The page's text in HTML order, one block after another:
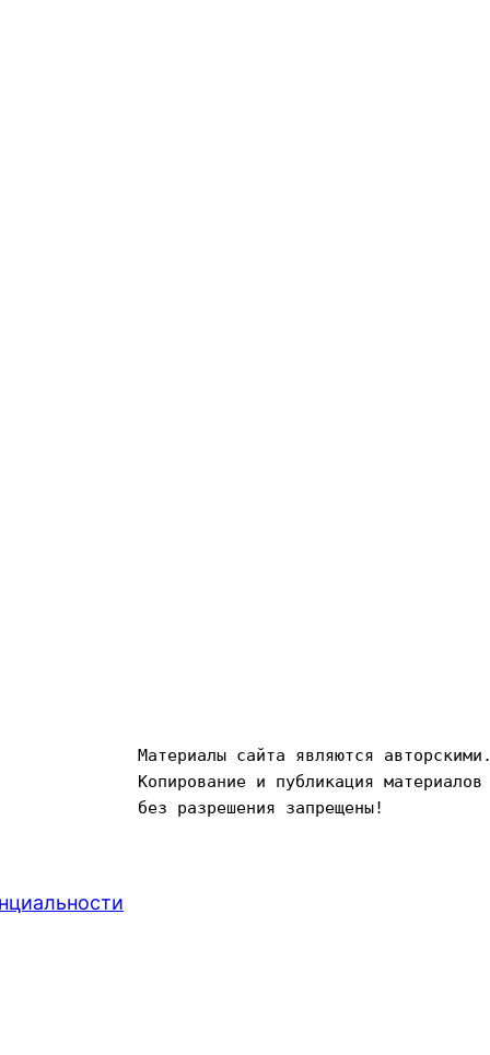
Материалы сайта являются авторскими.
Копирование и публикация материалов
без разрешения запрещены!